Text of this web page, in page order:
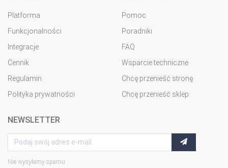
Platforma
Funkcjonalności
Integracje
Cennik
Regulamin
Polityka prywatności
Pomoc
Poradniki
FAQ
Wsparcie techniczne
Chcę przenieść stronę
Chcę przenieść sklep
NEWSLETTER
Nie wysyłamy spamu